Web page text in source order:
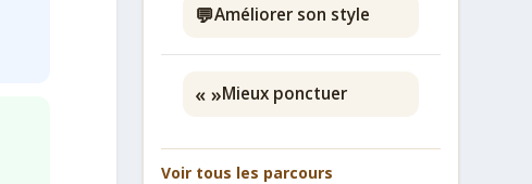
💬Améliorer son style
« »Mieux ponctuer
Voir tous les parcours